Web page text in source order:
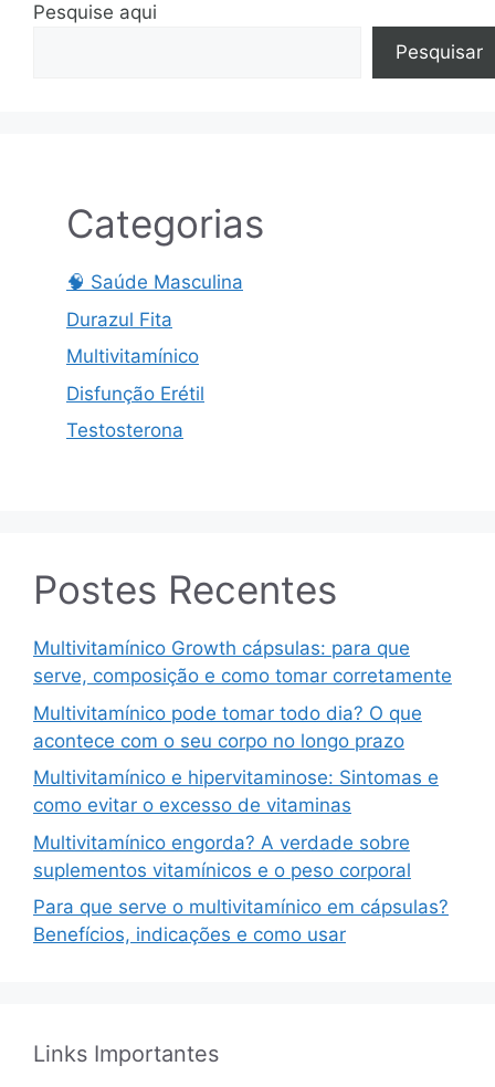
Pesquise aqui
Pesquisar
Categorias
🧠 Saúde Masculina
Durazul Fita
Multivitamínico
Disfunção Erétil
Testosterona
Postes Recentes
Multivitamínico Growth cápsulas: para que
serve, composição e como tomar corretamente
Multivitamínico pode tomar todo dia? O que
acontece com o seu corpo no longo prazo
Multivitamínico e hipervitaminose: Sintomas e
como evitar o excesso de vitaminas
Multivitamínico engorda? A verdade sobre
suplementos vitamínicos e o peso corporal
Para que serve o multivitamínico em cápsulas?
Benefícios, indicações e como usar
Links Importantes